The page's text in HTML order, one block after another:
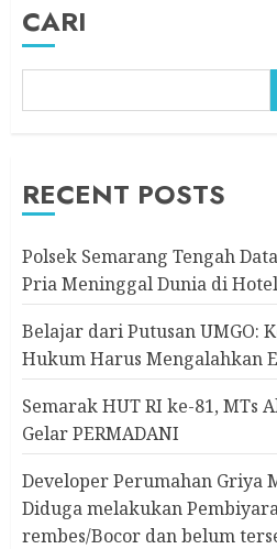
CARI
RECENT POSTS
Polsek Semarang Tengah
Pria Meninggal Dunia di
Belajar dari Putusan UMGO:
Hukum Harus Mengalahkan
Semarak HUT RI ke-81, MTs
Gelar PERMADANI
Developer Perumahan Griya
Diduga melakukan
rembes/Bocor dan belum